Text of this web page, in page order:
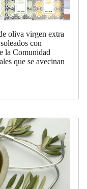
oliva virgen extra
con
la Comunidad
que se avecinan